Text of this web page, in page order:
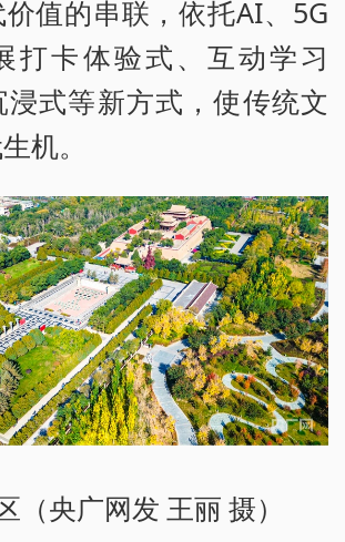
值的串联，依托AI、5G
打卡体验式、互动学习
式等新方式，使传统文
机。
（央广网发 王丽 摄）